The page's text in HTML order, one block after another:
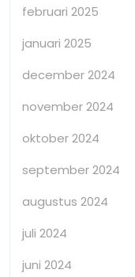
februari 2025
januari 2025
december 2024
november 2024
oktober 2024
september 2024
augustus 2024
juli 2024
juni 2024